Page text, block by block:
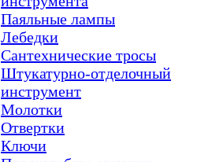
Паяльные лампы
Лебедки
Сантехнические тросы
Штукатурно-отделочный
инструмент
Молотки
Отвертки
Ключи